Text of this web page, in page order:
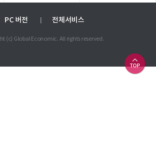
PC 버전 전체서비스
(c) Global Economic. All rights reserved.